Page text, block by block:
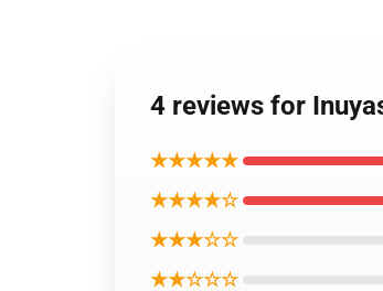
4 reviews for
★★★★★
★★★★☆
★★★☆☆
★★☆☆☆